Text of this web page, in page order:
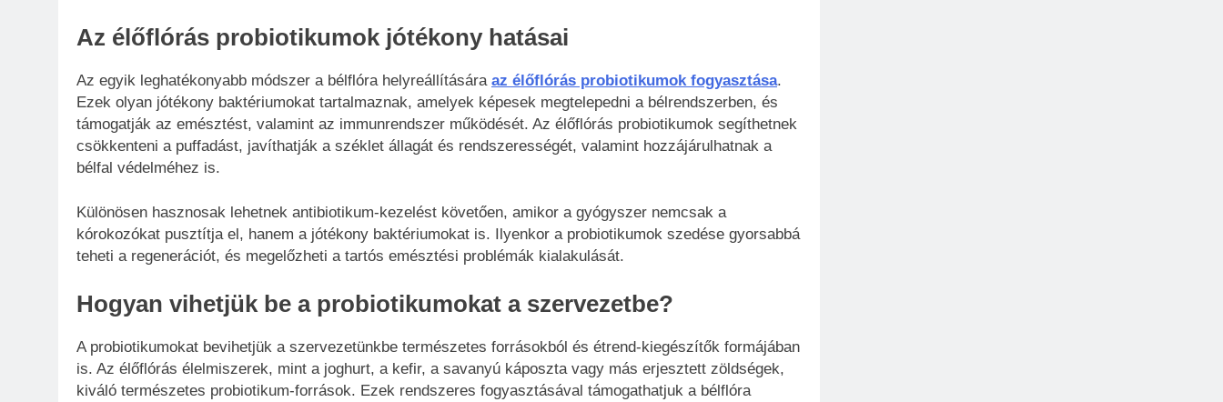
Az élőflórás probiotikumok jótékony hatásai
Az egyik leghatékonyabb módszer a bélflóra helyreállítására az élőflórás probiotikumok fogyasztása.
Ezek olyan jótékony baktériumokat tartalmaznak, amelyek képesek megtelepedni a bélrendszerben, és
támogatják az emésztést, valamint az immunrendszer működését. Az élőflórás probiotikumok segíthetnek
csökkenteni a puffadást, javíthatják a széklet állagát és rendszerességét, valamint hozzájárulhatnak a
bélfal védelméhez is.
Különösen hasznosak lehetnek antibiotikum-kezelést követően, amikor a gyógyszer nemcsak a
kórokozókat pusztítja el, hanem a jótékony baktériumokat is. Ilyenkor a probiotikumok szedése gyorsabbá
teheti a regenerációt, és megelőzheti a tartós emésztési problémák kialakulását.
Hogyan vihetjük be a probiotikumokat a szervezetbe?
A probiotikumokat bevihetjük a szervezetünkbe természetes forrásokból és étrend-kiegészítők formájában
is. Az élőflórás élelmiszerek, mint a joghurt, a kefir, a savanyú káposzta vagy más erjesztett zöldségek,
kiváló természetes probiotikum-források. Ezek rendszeres fogyasztásával támogathatjuk a bélflóra